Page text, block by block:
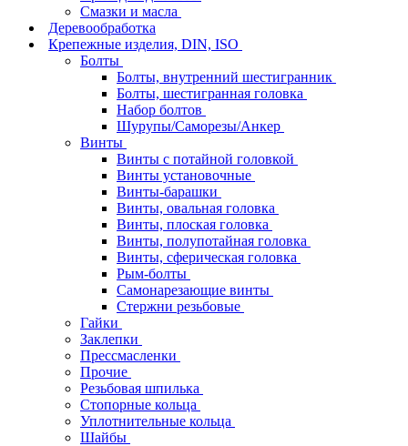
Смазки и масла
Деревообработка
Крепежные изделия, DIN, ISO
Болты
Болты, внутренний шестигранник
Болты, шестигранная головка
Набор болтов
Шурупы/Саморезы/Анкер
Винты
Винты с потайной головкой
Винты установочные
Винты-барашки
Винты, овальная головка
Винты, плоская головка
Винты, полупотайная головка
Винты, сферическая головка
Рым-болты
Самонарезающие винты
Стержни резьбовые
Гайки
Заклепки
Прессмасленки
Прочие
Резьбовая шпилька
Стопорные кольца
Уплотнительные кольца
Шайбы